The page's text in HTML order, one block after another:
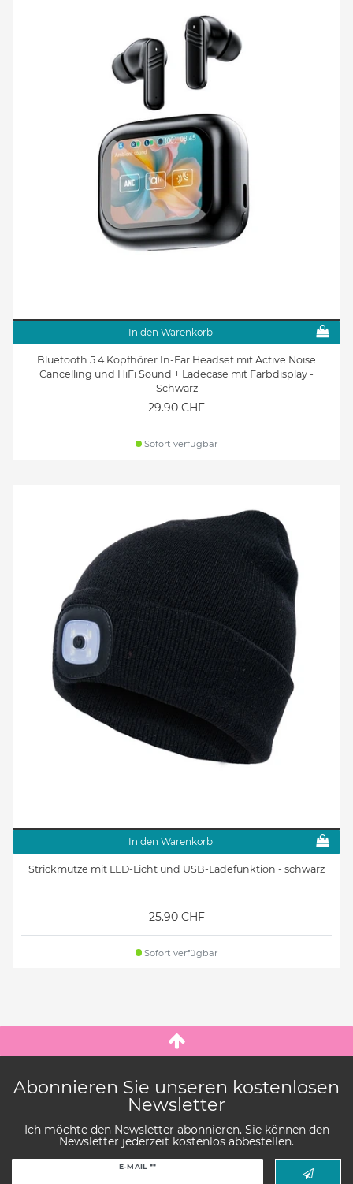
In den Warenkorb
Bluetooth 5.4 Kopfhörer In-Ear Headset mit Active Noise
Cancelling und HiFi Sound + Ladecase mit Farbdisplay -
Schwarz
29.90 CHF
Sofort verfügbar
In den Warenkorb
Strickmütze mit LED-Licht und USB-Ladefunktion - schwarz
25.90 CHF
Sofort verfügbar
Abonnieren Sie unseren kostenlosen
Newsletter
Ich möchte den Newsletter abonnieren. Sie können den
Newsletter jederzeit kostenlos abbestellen.
E-MAIL **